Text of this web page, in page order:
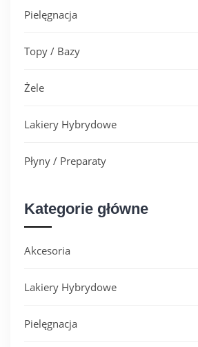
Pielęgnacja
Topy / Bazy
Żele
Lakiery Hybrydowe
Płyny / Preparaty
Kategorie główne
Akcesoria
Lakiery Hybrydowe
Pielęgnacja